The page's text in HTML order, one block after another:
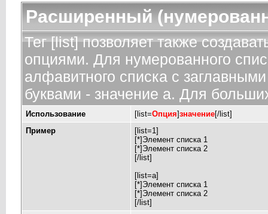
Расширенный
Тег [list] позволяет также
опциями. Для нумерованного
алфавитного списка с
буквами - значение а. Для
Использование [list=Опция]значение[/list]
Пример
[list=1]
[*]Элемент списка 1
[*]Элемент списка 2
[/list]
[list=a]
[*]Элемент списка 1
[*]Элемент списка 2
[/list]